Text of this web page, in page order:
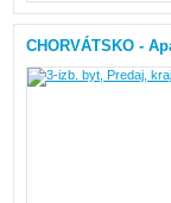
CHORVÁTSKO -